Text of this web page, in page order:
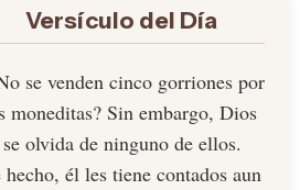
Versículo del Día
se venden cinco gorriones por
moneditas? Sin embargo, Dios
olvida de ninguno de ellos.
hecho, él les tiene contados aun